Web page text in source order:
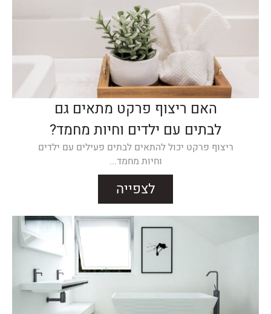
האם ריצוף פרקט מתאים גם
לבתים עם ילדים וחיות מחמד?
ריצוף פרקט יכול להתאים לבתים פעילים עם ילדים
וחיות מחמד...
לצפייה